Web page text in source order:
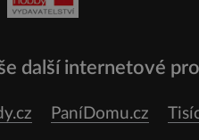
další internetové
PaníDomu.cz